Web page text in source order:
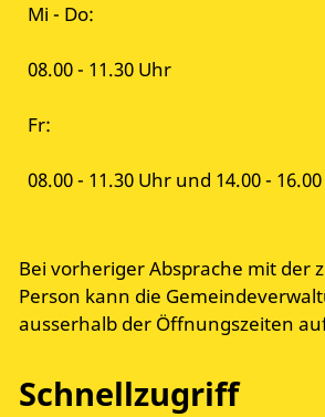
Mi - Do:
08.00 - 11.30 Uhr
Fr:
08.00 - 11.30 Uhr und 14.00 -
Bei vorheriger Absprache mit der
Person kann die
ausserhalb der Öffnungszeiten
Schnellzugriff